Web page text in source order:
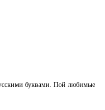
буквами. Пой любимые